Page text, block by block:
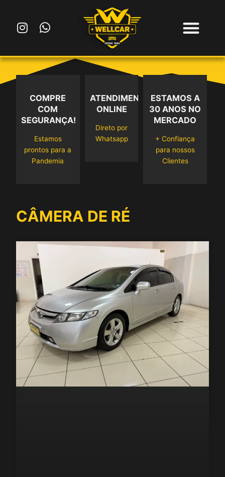
I
n
t
a
m
W
h
t
s
p
p
COMPRE
COM
SEGURANÇA!
Estamos
prontos para a
Pandemia
ATENDIMENTO
ONLINE
Direto por
Whatsapp
ESTAMOS A
30 ANOS NO
MERCADO
+ Confiança
para nossos
Clientes
CÂMERA DE RÉ